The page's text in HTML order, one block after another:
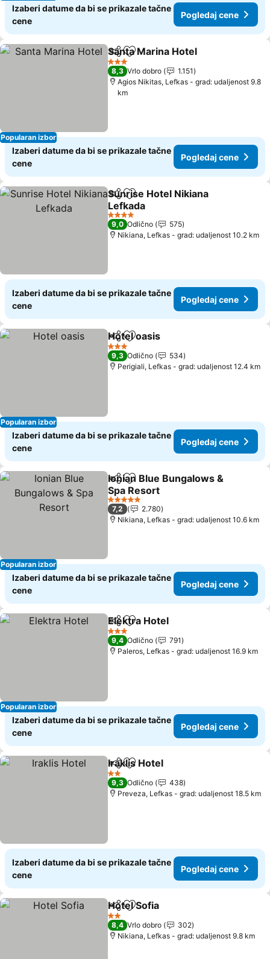
Izaberi datume da bi se prikazale tačne
cene
Pogledaj cene
Popularan izbor
Deli Dodati u favorite
Santa Marina Hotel
3 Zvezdice
8,3 Vrlo dobro
1.151
Agios Nikitas, Lefkas - grad: udaljenost 9.8
km
Izaberi datume da bi se prikazale tačne
cene
Pogledaj cene
Deli Dodati u favorite
Sunrise Hotel Nikiana
Lefkada
4 Zvezdice
9,0 Odlično
575
Nikiana, Lefkas - grad: udaljenost 10.2 km
Izaberi datume da bi se prikazale tačne
cene
Pogledaj cene
Popularan izbor
Deli Dodati u favorite
Hotel oasis
3 Zvezdice
9,3 Odlično
534
Perigiali, Lefkas - grad: udaljenost 12.4 km
Izaberi datume da bi se prikazale tačne
cene
Pogledaj cene
Popularan izbor
Deli Dodati u favorite
Ionian Blue Bungalows &
Spa Resort
5 Zvezdice
7,2
2.780
Nikiana, Lefkas - grad: udaljenost 10.6 km
Izaberi datume da bi se prikazale tačne
cene
Pogledaj cene
Popularan izbor
Deli Dodati u favorite
Elektra Hotel
3 Zvezdice
9,4 Odlično
791
Paleros, Lefkas - grad: udaljenost 16.9 km
Izaberi datume da bi se prikazale tačne
cene
Pogledaj cene
Deli Dodati u favorite
Iraklis Hotel
2 Zvezdice
9,3 Odlično
438
Preveza, Lefkas - grad: udaljenost 18.5 km
Izaberi datume da bi se prikazale tačne
cene
Pogledaj cene
Deli Dodati u favorite
Hotel Sofia
2 Zvezdice
8,4 Vrlo dobro
302
Nikiana, Lefkas - grad: udaljenost 9.8 km